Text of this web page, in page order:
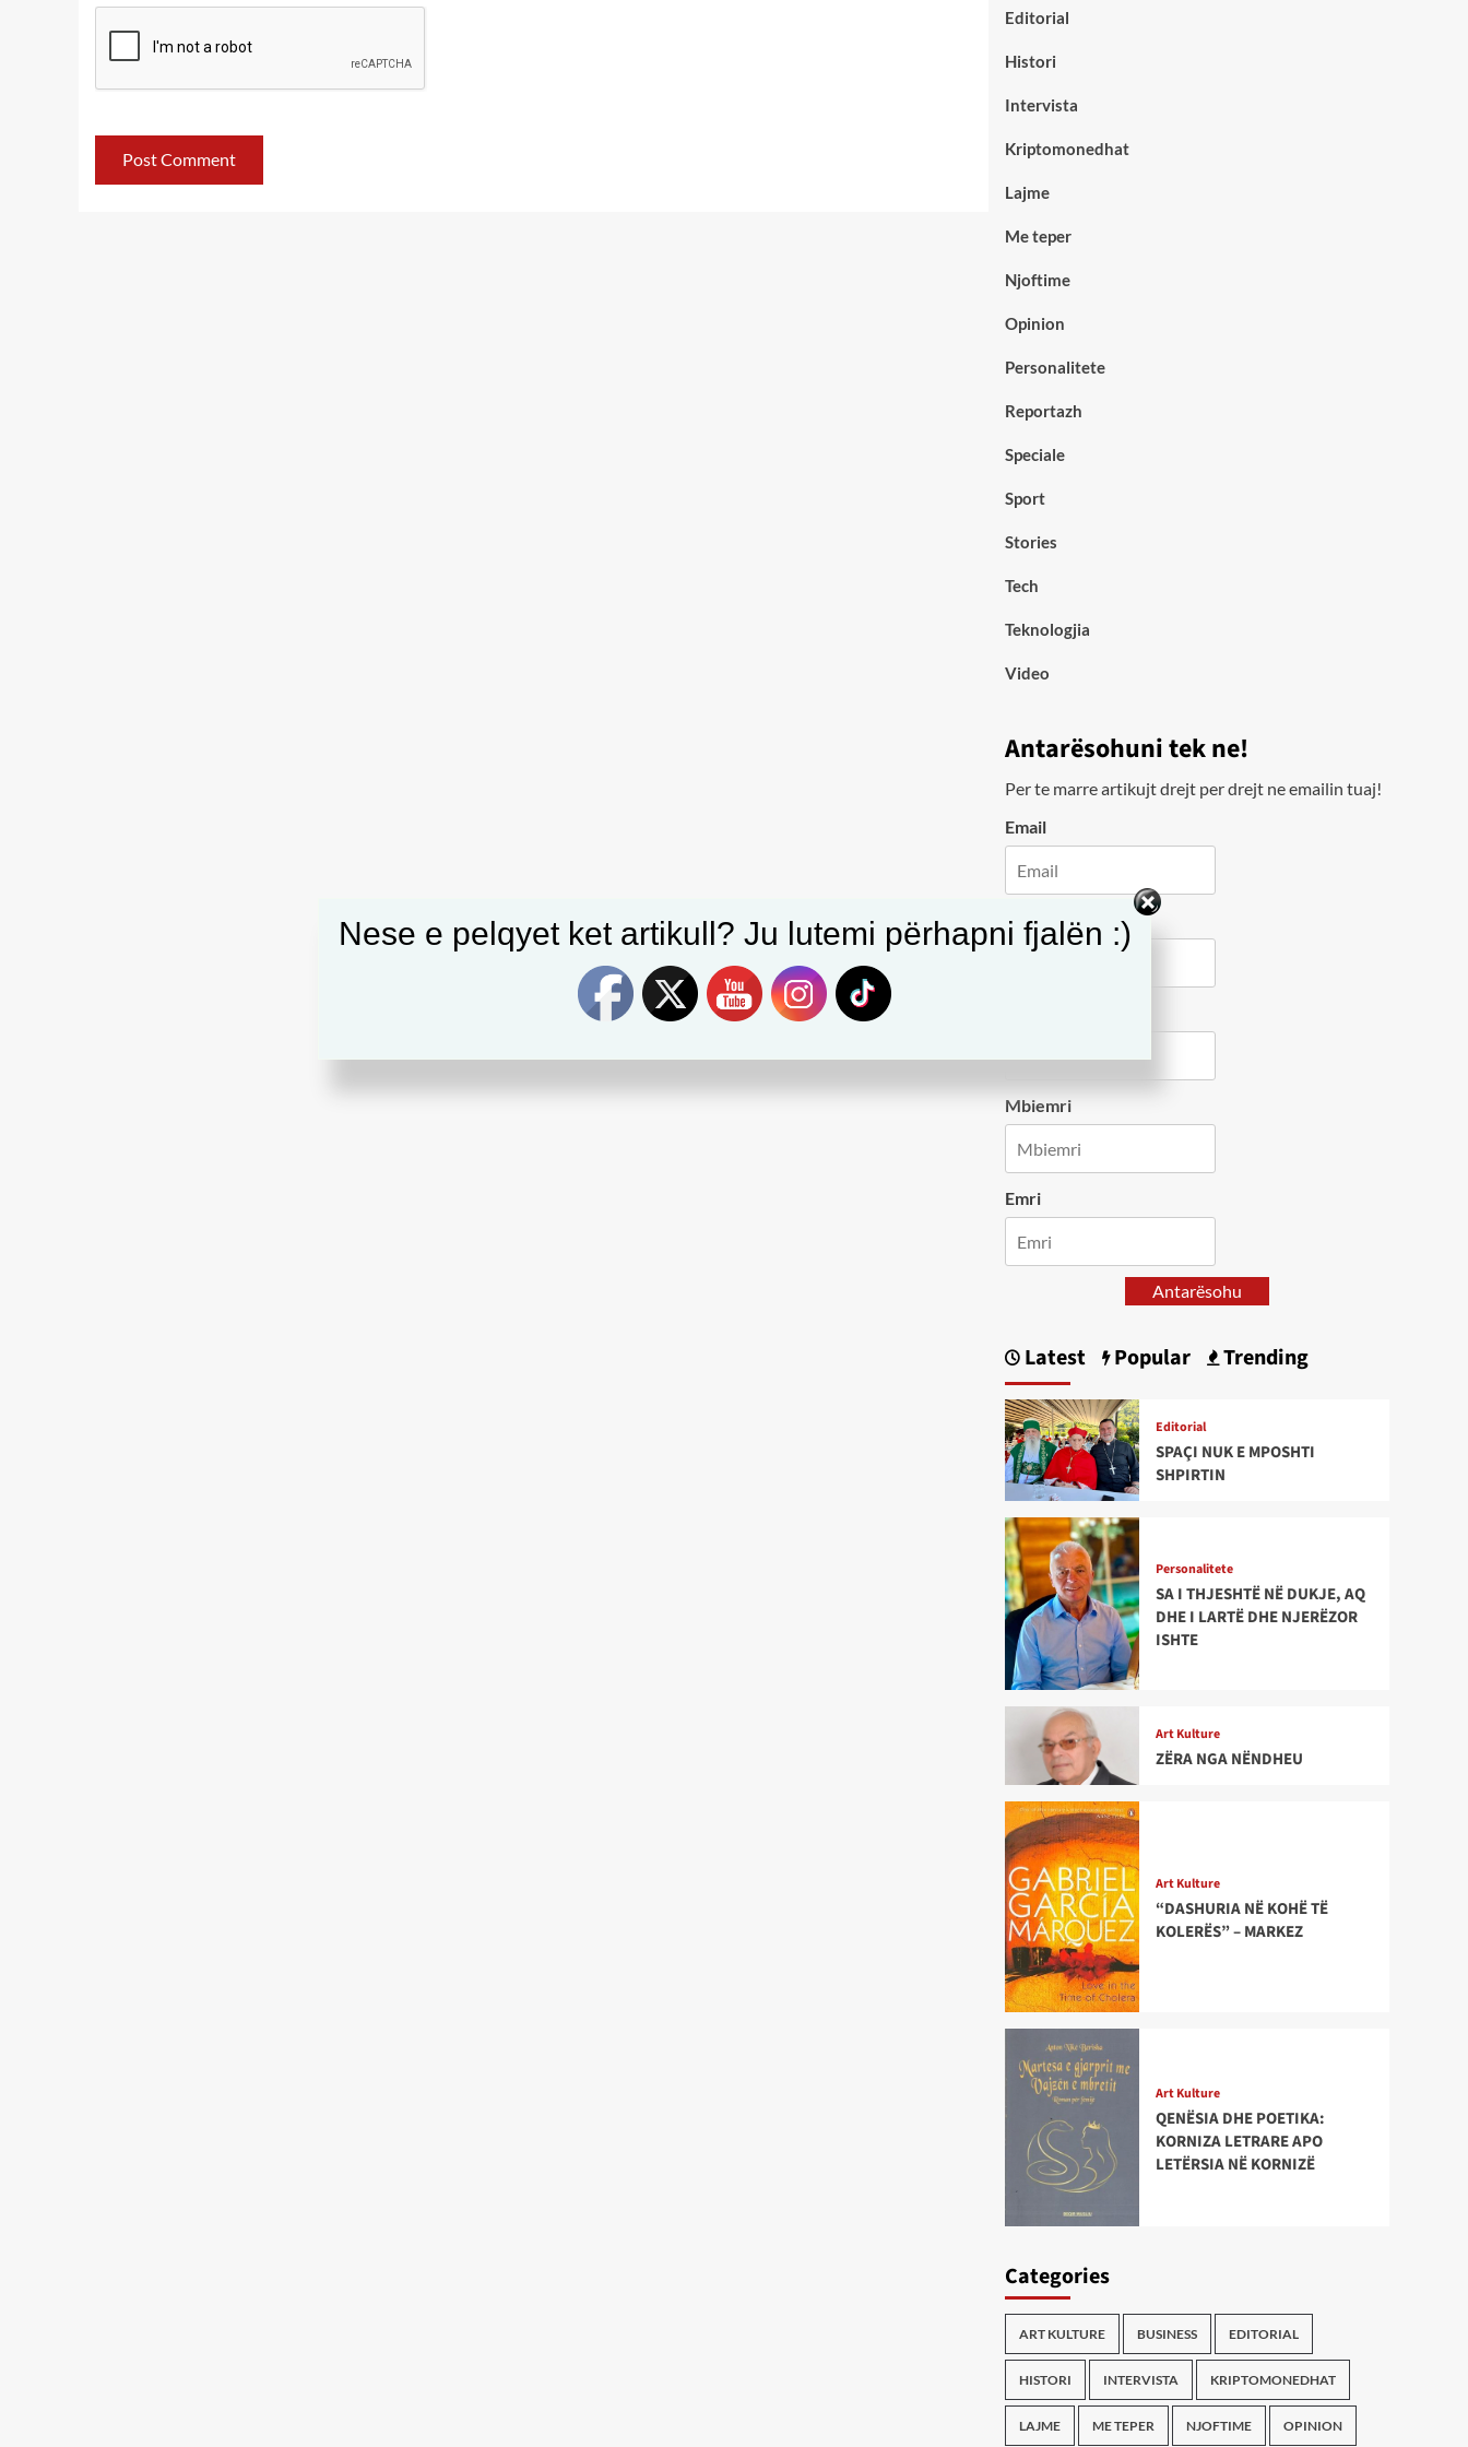
Editorial
Histori
Intervista
Kriptomonedhat
Lajme
Me teper
Njoftime
Opinion
Personalitete
Reportazh
Speciale
Sport
Stories
Tech
Teknologjia
Video
Antarësohuni tek ne!
Per te marre artikujt drejt per drejt ne emailin tuaj!
Email
City
Mbiemri
Emri
Antarësohu
Latest Popular Trending
Editorial
SPAÇI NUK E MPOSHTI
SHPIRTIN
Personalitete
SA I THJESHTË NË DUKJE, AQ
DHE I LARTË DHE NJERËZOR
ISHTE
Art Kulture
ZËRA NGA NËNDHEU
Art Kulture
“DASHURIA NË KOHË TË
KOLERËS” – MARKEZ
Art Kulture
QENËSIA DHE POETIKA:
KORNIZA LETRARE APO
LETËRSIA NË KORNIZË
Categories
ART KULTURE BUSINESS EDITORIAL
HISTORI INTERVISTA KRIPTOMONEDHAT
LAJME ME TEPER NJOFTIME OPINION
Nese e pelqyet ket artikull? Ju lutemi përhapni fjalën :)